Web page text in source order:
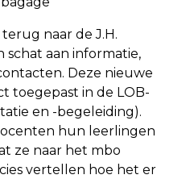
naar de J.H.
schat aan informatie,
Deze nieuwe
toegepast in de LOB-
en -begeleiding).
hun leerlingen
ze naar het mbo
vertellen hoe het er